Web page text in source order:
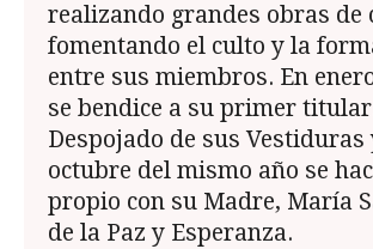
realizando grandes obras de
fomentando el culto y la
entre sus miembros. En
se bendice a su primer
Despojado de sus Vestiduras
octubre del mismo año se
propio con su Madre, María
de la Paz y Espe­ranza.